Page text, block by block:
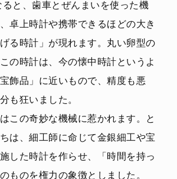
と、歯車とぜんまいを使った機
卓上時計や携帯できるほどの大き
る時計」が現れます。丸い卵型の
の時計は、今の懐中時計というよ
飾品」に近いもので、精度も悪
も狂いました。
この奇妙な機械に惹かれます。と
は、細工師に命じて金銀細工や宝
した時計を作らせ、「時間を持っ
ものを権力の象徴としました。